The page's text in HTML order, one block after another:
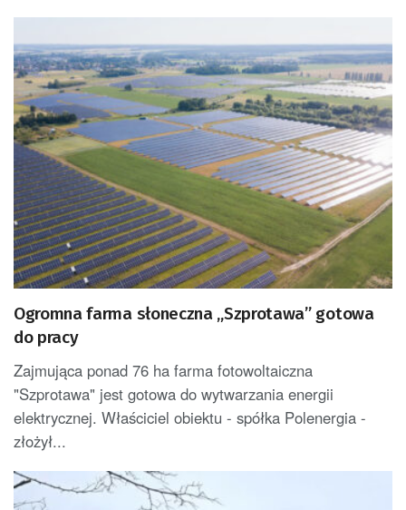
Ogromna farma słoneczna „Szprotawa” gotowa
do pracy
Zajmująca ponad 76 ha farma fotowoltaiczna
"Szprotawa" jest gotowa do wytwarzania energii
elektrycznej. Właściciel obiektu - spółka Polenergia -
złożył...